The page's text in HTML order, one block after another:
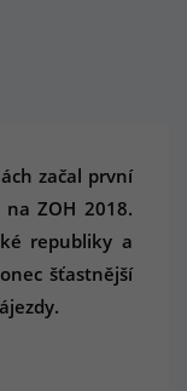
začal první
ZOH 2018.
republiky a
šťastnější